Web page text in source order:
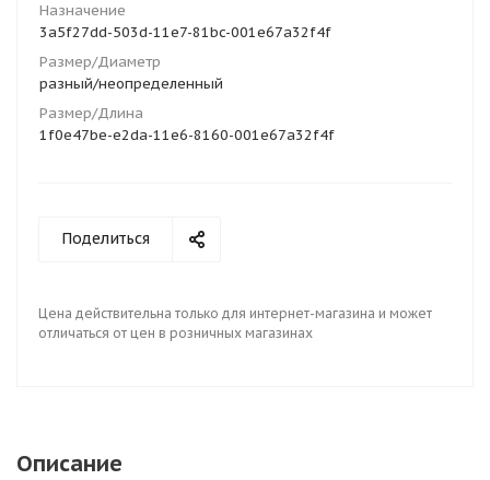
Назначение
3a5f27dd-503d-11e7-81bc-001e67a32f4f
Размер/Диаметр
разный/неопределенный
Размер/Длина
1f0e47be-e2da-11e6-8160-001e67a32f4f
Поделиться
Цена действительна только для интернет-магазина и может
отличаться от цен в розничных магазинах
Описание